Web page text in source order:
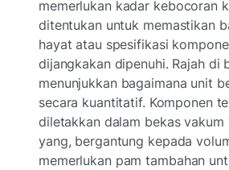
memerlukan kadar kebocoran
ditentukan untuk memastikan
hayat atau spesifikasi
dijangkakan dipenuhi. Rajah di
menunjukkan bagaimana unit
secara kuantitatif. Komponen
diletakkan dalam bekas vakum
yang, bergantung kepada
memerlukan pam tambahan